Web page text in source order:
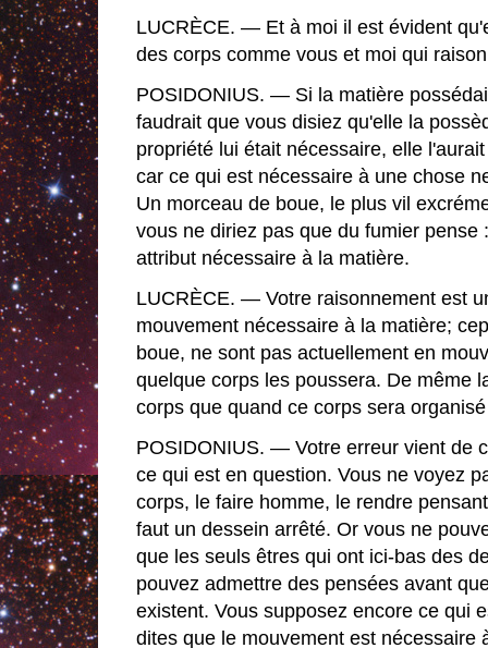
LUCRÈCE. — Et à moi il est évident
des corps comme vous et moi qui
POSIDONIUS. — Si la matière
faudrait que vous disiez qu'elle la
propriété lui était nécessaire, elle
car ce qui est nécessaire à une chose
Un morceau de boue, le plus vil
vous ne diriez pas que du fumier pense
attribut nécessaire à la matière.
LUCRÈCE. — Votre raisonnement est
mouvement nécessaire à la matière;
boue, ne sont pas actuellement en
quelque corps les poussera. De même
corps que quand ce corps sera
POSIDONIUS. — Votre erreur vient de
ce qui est en question. Vous ne voyez
corps, le faire homme, le rendre
faut un dessein arrêté. Or vous ne
que les seuls êtres qui ont ici-bas des
pouvez admettre des pensées avant
existent. Vous supposez encore ce qui
dites que le mouvement est nécessaire